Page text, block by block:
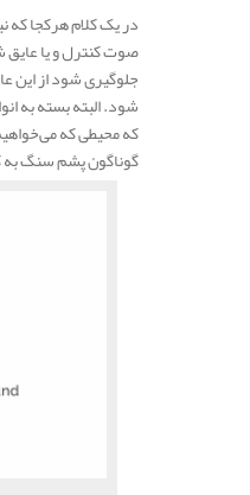
در یک کلام هرکجا که
صوت کنترل و یا عایق
جلوگیری شود از این
شود. البته بسته به
که محیطی که
گوناگون پشم سنگ